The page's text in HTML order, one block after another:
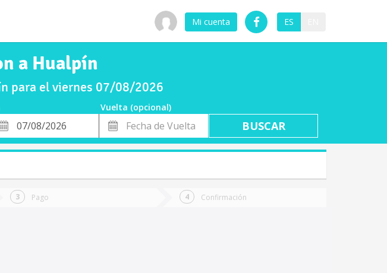
Mi cuenta ES
a Hualpín
para el viernes 07/08/2026
Vuelta (opcional)
Fecha
de
Vuelta
Pago Confirmación